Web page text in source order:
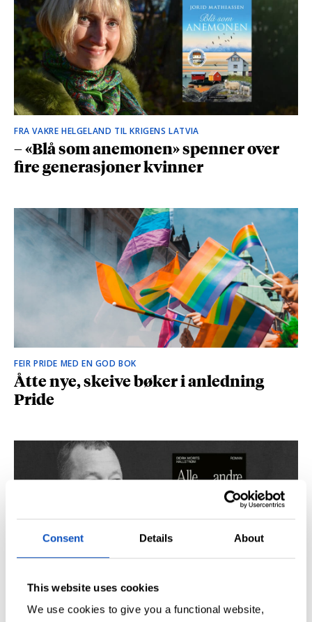
Consent Details About
This website uses cookies
We use cookies to give you a functional website,
FRA VAKRE HELGELAND TIL KRIGENS LATVIA
– «Blå som anemonen» spenner over
fire generasjoner kvinner
FEIR PRIDE MED EN GOD BOK
Åtte nye, skeive bøker i anledning
Pride
SÅ DU NRK-DOKUMENTAREN «AGENTEN»?
Didrik M. Hallstrøm: – Alt det med CIA